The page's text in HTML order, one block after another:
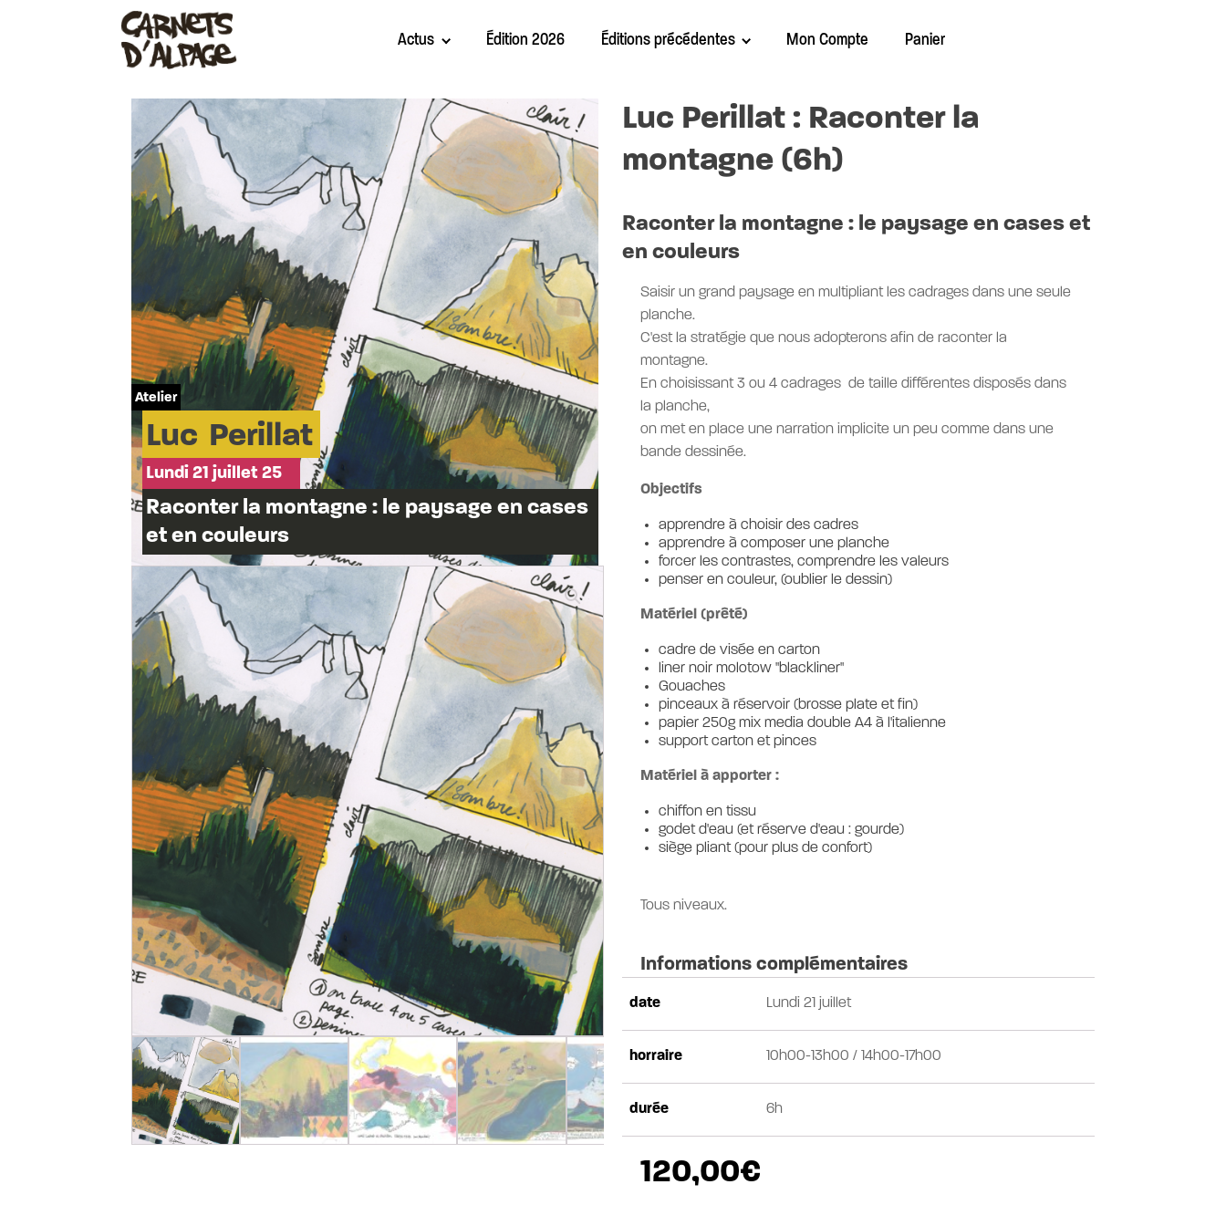
Actus Édition 2026 Éditions précédentes Mon Compte Panier
Atelier
Luc Perillat
Lundi 21 juillet 25
Raconter la montagne : le paysage en cases
et en couleurs
Luc Perillat : Raconter la
montagne (6h)
Raconter la montagne : le paysage en cases et
en couleurs
Saisir un grand paysage en multipliant les cadrages dans une seule
planche.
C'est la stratégie que nous adopterons afin de raconter la
montagne.
En choisissant 3 ou 4 cadrages de taille différentes disposés dans
la planche,
on met en place une narration implicite un peu comme dans une
bande dessinée.
Objectifs
apprendre à choisir des cadres
apprendre à composer une planche
forcer les contrastes, comprendre les valeurs
penser en couleur, (oublier le dessin)
Matériel (prêté)
cadre de visée en carton
liner noir molotow "blackliner"
Gouaches
pinceaux à réservoir (brosse plate et fin)
papier 250g mix media double A4 à l'italienne
support carton et pinces
Matériel à apporter :
chiffon en tissu
godet d'eau (et réserve d'eau : gourde)
siège pliant (pour plus de confort)
Tous niveaux.
Informations complémentaires
date Lundi 21 juillet
horraire 10h00-13h00 / 14h00-17h00
durée 6h
120,00€